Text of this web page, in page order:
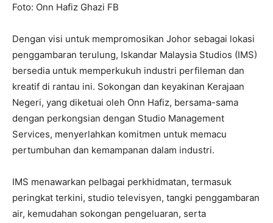
Foto: Onn Hafiz Ghazi FB
Dengan visi untuk mempromosikan Johor sebagai lokasi
penggambaran terulung, Iskandar Malaysia Studios (IMS)
bersedia untuk memperkukuh industri perfileman dan
kreatif di rantau ini. Sokongan dan keyakinan Kerajaan
Negeri, yang diketuai oleh Onn Hafiz, bersama-sama
dengan perkongsian dengan Studio Management
Services, menyerlahkan komitmen untuk memacu
pertumbuhan dan kemampanan dalam industri.
IMS menawarkan pelbagai perkhidmatan, termasuk
peringkat terkini, studio televisyen, tangki penggambaran
air, kemudahan sokongan pengeluaran, serta